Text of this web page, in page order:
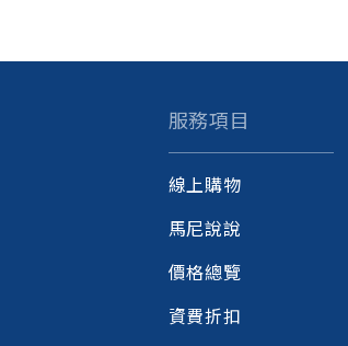
服務項目
線上購物
馬尼說說
價格總覽
資費折扣